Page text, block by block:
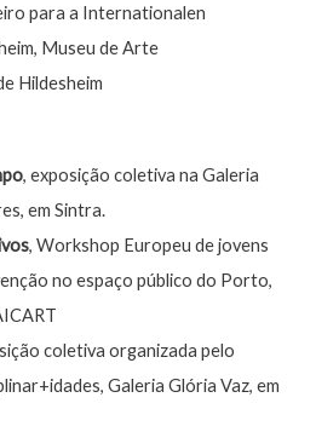
para a Internationalen
Museu de Arte
Hildesheim
, exposição coletiva na Galeria
em Sintra.
, Workshop Europeu de jovens
no espaço público do Porto,
coletiva organizada pelo
Galeria Glória Vaz, em